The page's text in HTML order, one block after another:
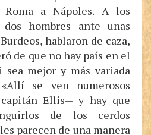
a Nápoles. A los
hombres ante unas
hablaron de caza,
de que no hay país en el
sea mejor y más variada
se ven numerosos
Ellis— y hay que
de los cerdos
parecen de una manera